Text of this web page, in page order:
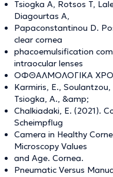
Tsiogka A, Rotsos T,
Diagourtas A,
Papaconstantinou D.
clear cornea
phacoemulsification
intraocular lenses
ΟΦΘΑΛΜΟΛΟΓΙΚΑ
Karmiris, E.,
Tsiogka, A., &amp;
Chalkiadaki, E. (2021).
Scheimpflug
Camera in Healthy
Microscopy Values
and Age. Cornea.
Pneumatic Versus